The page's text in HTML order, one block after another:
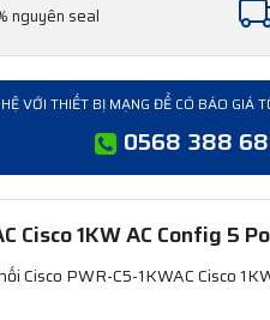
nguyên seal
VỚI THIẾT BỊ MẠNG ĐỂ CÓ BÁO GIÁ
0568 388
Cisco 1KW AC Config 5
Cisco PWR-C5-1KWAC Cisco